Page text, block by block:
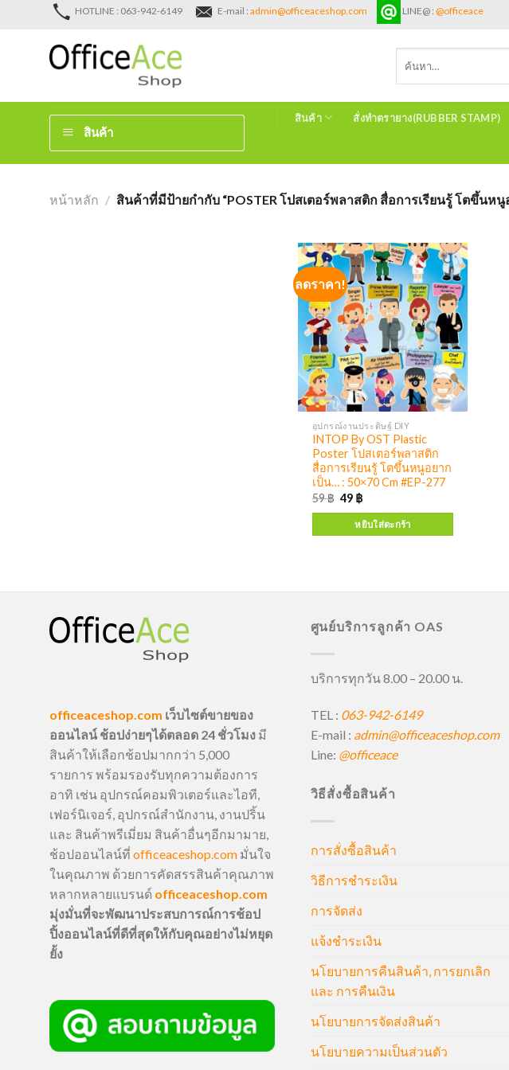
HOTLINE : 063-942-6149 E-mail : admin@officeaceshop.com LINE@ : @officeace
สินค้า
สินค้า สั่งทำตรายาง(RUBBER STAMP)
หน้าหลัก / สินค้าที่มีป้ายกำกับ “POSTER โปสเตอร์พลาสติก สื่อการเรียนรู้ โตขึ้นหนู
ลดราคา!
อุปกรณ์งานประดิษฐ์ DIY
INTOP By OST Plastic
Poster โปสเตอร์พลาสติก
สื่อการเรียนรู้ โตขึ้นหนูอยาก
เป็น… : 50×70 Cm #EP-277
59฿ 49 ฿
หยิบใส่ตะกร้า
officeaceshop.com เว็บไซต์ขายของ
ออนไลน์ ช้อปง่ายๆได้ตลอด 24 ชั่วโมง มี
สินค้าให้เลือกช้อปมากกว่า 5,000
รายการ พร้อมรองรับทุกความต้องการ
อาทิ เช่น อุปกรณ์คอมพิวเตอร์และไอที,
เฟอร์นิเจอร์, อุปกรณ์สำนักงาน, งานปริ้น
และ สินค้าพรีเมี่ยม สินค้าอื่นๆอีกมามาย,
ช้อปออนไลน์ที่ officeaceshop.com มั่นใจ
ในคุณภาพ ด้วยการคัดสรรสินค้าคุณภาพ
หลากหลายแบรนด์ officeaceshop.com
มุ่งมั่นที่จะพัฒนาประสบการณ์การช้อป
ปิ้งออนไลน์ที่ดีที่สุดให้กับคุณอย่างไม่หยุด
ยั้ง
ศูนย์บริการลูกค้า OAS
บริการทุกวัน 8.00 – 20.00 น.
TEL : 063-942-6149
E-mail : admin@officeaceshop.com
Line: @officeace
วิธีสั่งซื้อสินค้า
การสั่งซื้อสินค้า
วิธีการชำระเงิน
การจัดส่ง
แจ้งชำระเงิน
นโยบายการคืนสินค้า, การยกเลิก
และ การคืนเงิน
นโยบายการจัดส่งสินค้า
นโยบายความเป็นส่วนตัว